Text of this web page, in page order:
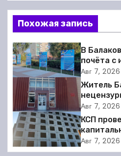
в
и
г
а
ц
и
я
Похожая запись
В
почёта с
Авг 7, 2026
Житель
соседкой
ареста
Авг 7, 2026
КСП
Балакове
Авг 7, 2026